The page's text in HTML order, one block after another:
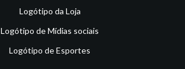
Logótipo da Loja
Logótipo de Mídias sociais
Logótipo de Esportes